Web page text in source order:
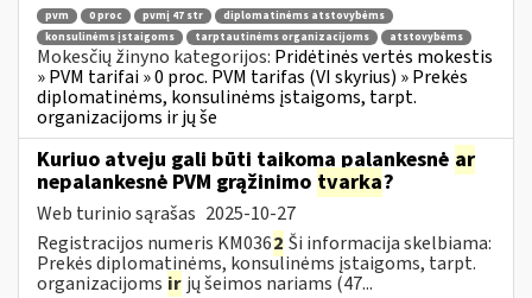
pvm 0 proc pvmį 47 str
diplomatinėms atstovybėms
konsulinėms įstaigoms
tarptautinėms organizacijoms atstovybėms
Mokesčių žinyno kategorijos: Pridėtinės vertės mokestis
» PVM tarifai » 0 proc. PVM tarifas (VI skyrius) » Prekės
diplomatinėms, konsulinėms įstaigoms, tarpt.
organizacijoms ir jų še
Kuriuo atveju gali būti taikoma palankesnė ar
nepalankesnė PVM grąžinimo tvarka?
Web turinio sąrašas 2025-10-27
Registracijos numeris KM0362 Ši informacija skelbiama:
Prekės diplomatinėms, konsulinėms įstaigoms, tarpt.
organizacijoms ir jų šeimos nariams (47...